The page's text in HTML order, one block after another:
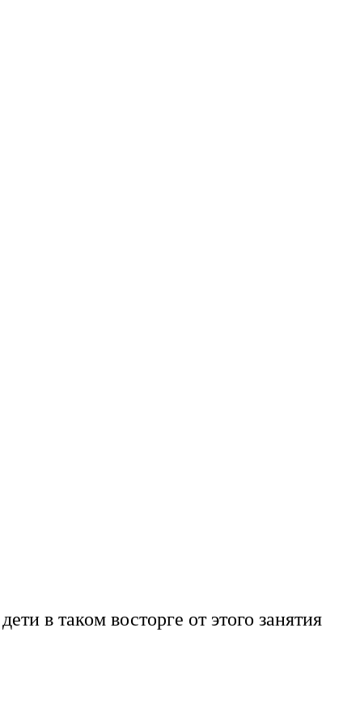
дети в таком восторге от этого занятия